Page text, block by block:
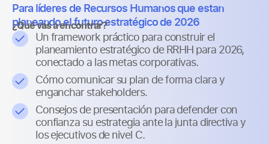
Para líderes de Recursos Humanos que estan
planeando el futuro estratégico de 2026
¿Qué vas a encontrar?
Un framework práctico para construir el
planeamiento estratégico de RRHH para 2026,
conectado a las metas corporativas.
Cómo comunicar su plan de forma clara y
enganchar stakeholders.
Consejos de presentación para defender con
confianza su estrategia ante la junta directiva y
los ejecutivos de nivel C.